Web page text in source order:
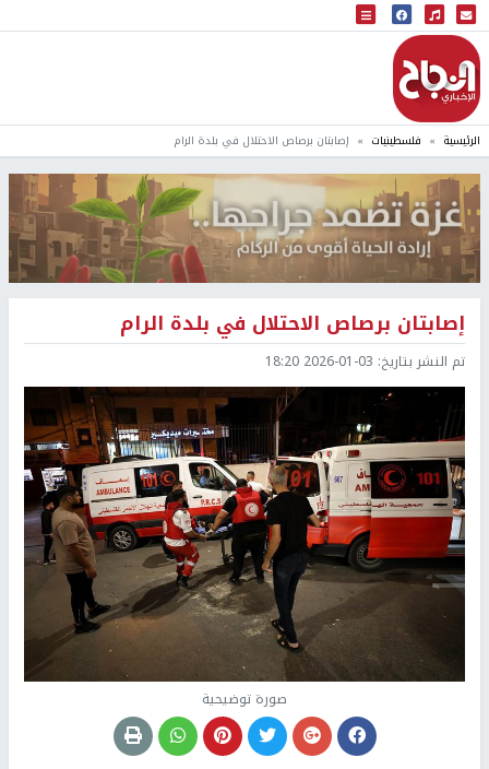
البث المباشر
إذاعة النجاح
الرئيسية فلسطينيات إصابتان برصاص الاحتلال في بلدة الرام
إصابتان برصاص الاحتلال في بلدة الرام
تم النشر بتاريخ: 2026-01-03 18:20
صورة توضيحية